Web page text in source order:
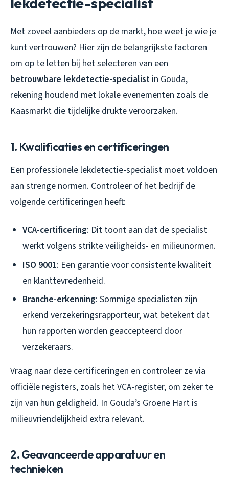
Met zoveel aanbieders op de markt, hoe weet je wie je
kunt vertrouwen? Hier zijn de belangrijkste factoren
om op te letten bij het selecteren van een
betrouwbare lekdetectie-specialist in Gouda,
rekening houdend met lokale evenementen zoals de
Kaasmarkt die tijdelijke drukte veroorzaken.
1. Kwalificaties en certificeringen
Een professionele lekdetectie-specialist moet voldoen
aan strenge normen. Controleer of het bedrijf de
volgende certificeringen heeft:
VCA-certificering: Dit toont aan dat de specialist
werkt volgens strikte veiligheids- en milieunormen.
ISO 9001: Een garantie voor consistente kwaliteit
en klanttevredenheid.
Branche-erkenning: Sommige specialisten zijn
erkend verzekeringsrapporteur, wat betekent dat
hun rapporten worden geaccepteerd door
verzekeraars.
Vraag naar deze certificeringen en controleer ze via
officiële registers, zoals het VCA-register, om zeker te
zijn van hun geldigheid. In Gouda’s Groene Hart is
milieuvriendelijkheid extra relevant.
2. Geavanceerde apparatuur en
technieken